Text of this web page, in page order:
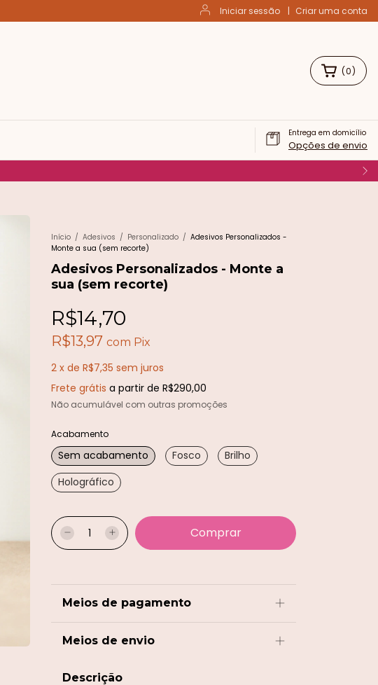
Iniciar sessão | Criar uma conta
(0)
Entrega em domicílio
Opções de envio
Início / Adesivos / Personalizado / Adesivos Personalizados -
Monte a sua (sem recorte)
Adesivos Personalizados - Monte a
sua (sem recorte)
R$14,70
R$13,97 com Pix
2 x de R$7,35 sem juros
Frete grátis a partir de R$290,00
Não acumulável com outras promoções
Acabamento
Sem acabamento Fosco
Brilho
Holográfico
Meios de pagamento
Meios de envio
Descrição